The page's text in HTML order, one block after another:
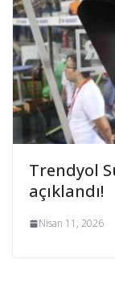
Trendyol
açıklandı!
Nisan 11, 2026